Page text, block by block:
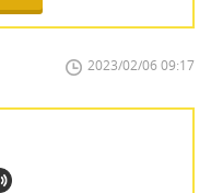
2023/02/06 09:17